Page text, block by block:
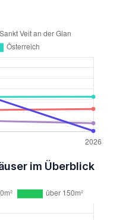
im Überblick